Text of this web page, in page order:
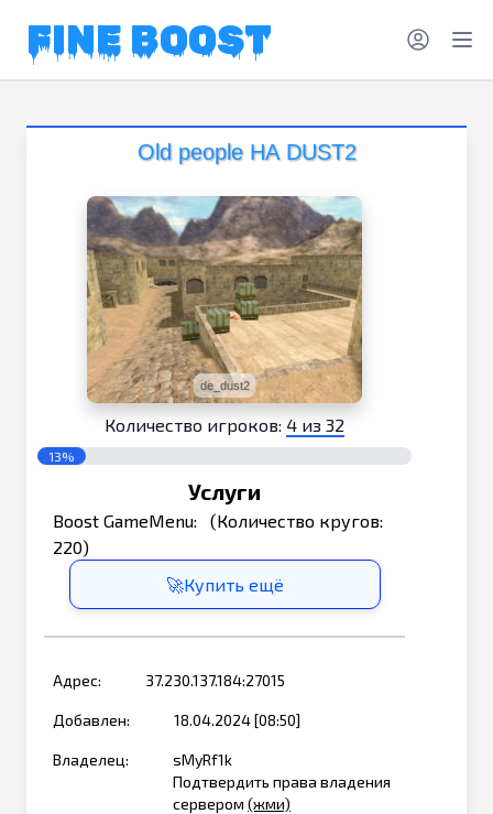
FINE BOOST
Old people НА DUST2
de_dust2
Количество игроков: 4 из 32
13%
Услуги
Boost GameMenu: (Количество кругов:
220)
🚀Купить ещё
Адрес: 37.230.137.184:27015
Добавлен: 18.04.2024 [08:50]
Владелец:
sMyRf1k
Подтвердить права владения
сервером (жми)